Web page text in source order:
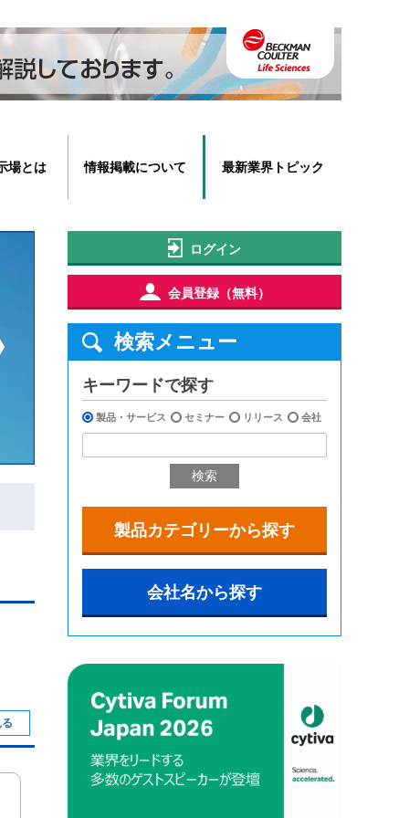
場とは 情報掲載について 最新業界トピック
ログイン
会員登録（無料）
検索メニュー
キーワードで探す
製品・サービス セミナー リリース 会社
検索
製品カテゴリーから探す
会社名から探す